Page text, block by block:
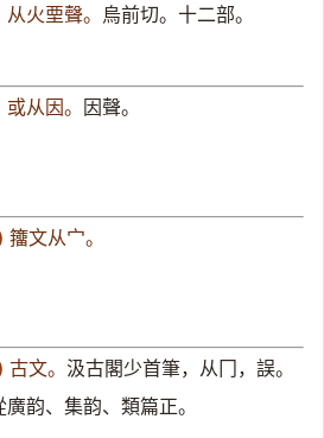
从火垔聲。 烏前切。十二部。
或从因。 因聲。
籒文从宀。
古文。 汲古閣少首筆，从冂，誤。
廣韵、集韵、類篇正。